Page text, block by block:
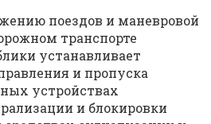
поездов и маневровой
транспорте
устанавливает
и пропуска
устройствах
и блокировки